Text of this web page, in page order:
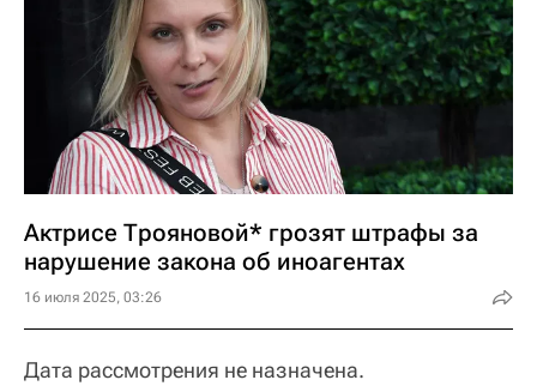
Актрисе Трояновой* грозят штрафы за
нарушение закона об иноагентах
16 июля 2025, 03:26
Дата рассмотрения не назначена.